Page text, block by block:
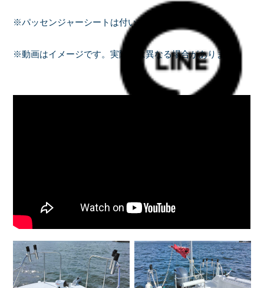
※パッセンジャーシートは付いていません。
※動画はイメージです。実際とは異なる場合があります。